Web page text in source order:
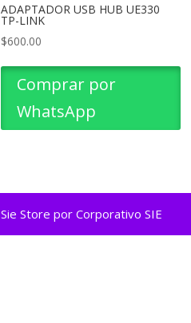
ADAPTADOR USB HUB UE330
TP-LINK
$600.00
Comprar por
WhatsApp
Sie Store por Corporativo SIE